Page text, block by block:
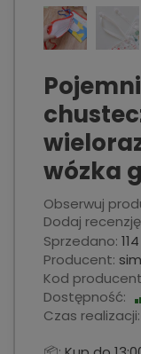
wózka
Obserwuj
Dodaj
Sprzedano:
Producent:
Kod
Dostępność:
Czas realizacji: